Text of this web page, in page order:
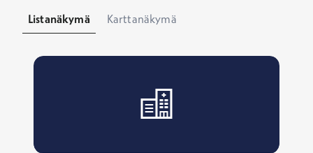
Listanäkymä Karttanäkymä